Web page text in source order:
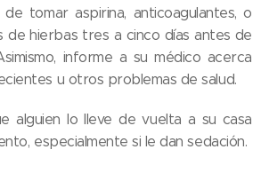
tomar aspirina, anticoagulantes, o
de hierbas tres a cinco días antes de
informe a su médico acerca
u otros problemas de salud.
alguien lo lleve de vuelta a su casa
especialmente si le dan sedación.